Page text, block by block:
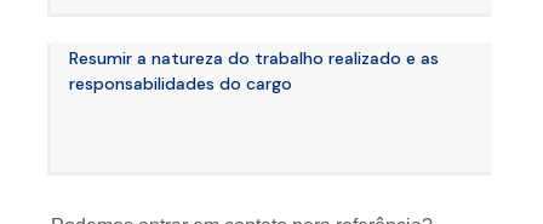
Resumir a natureza do trabalho realizado e as
responsabilidades do cargo